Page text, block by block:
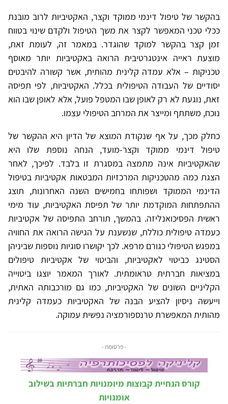
בהקשר של טיפול דינמי ממוקד וקצר, האקטיביות לרוב מובנת
ככלי טכני המאפשר לקצר את משך הטיפול ולקדם שינוי בטווח
זמן קצר בהקשר למוקד שהוגדר. במאמר זה, לעומת זאת,
מוצעת ראייה אינטגרטיבית הרואה באקטיביות יותר מאוסף
טכניקות – אלא עמדה קלינית מהותית, אשר קשורה להיבטים
יסודיים של העבודה הטיפולית בכלל. האקטיביות, לפי תפיסה
זאת, נוגעת לא רק לאופן שבו המטפל פועל, אלא לאופן שבו הוא
נוכח, משתתף ומייצר את המרחב הטיפולי עצמו.
כחלק מכך, על אף שנקודת המוצא של הדיון היא ההקשר של
טיפול דינמי ממוקד וקצר-מועד, הנחה נוספת שלו היא
שהאקטיביות אינה מתמצה במסגרת זו בלבד. לפיכך, לאחר
הצגת כמה מהטכניקות המרכזיות המבטאות אקטיביות בטיפול
הדינמי הממוקד ושפותחו בחמישים השנה האחרונות, תוצג
ההתפתחות המוקדמת יותר של תפיסת האקטיביות, עוד מימי
ראשית הפסיכואנליזה. בהמשך, תורחב התפיסה של אקטיביות
כעמדה טיפולית כוללת, שנשענת על הגישה הרואה את החוויה
במפגש הטיפולי כגורם מרפא. לכך יקושרו סוגיות נוספות שביניהן
הסטינג כביטוי לאקטיביות, והביטוי של אקטיביות טיפולים
במציאות חברתית טראומתית. לאורך המאמר יוצגו ביטוייה
הקליניים השונים של האקטיביות, כמו גם מורכבותה האתית,
וייעשה ניסיון להציע הבנה של האקטיביות כעמדה קלינית
מהותית המאפשרת טרנספורמציה נפשית עמוקה.
- פרסומת -
קורס הנחיית קבוצות מיומנויות חברתיות בשילוב
אומנויות